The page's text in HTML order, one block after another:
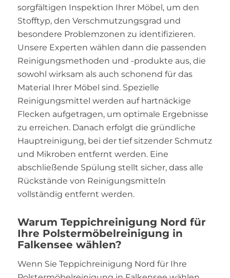
sorgfältigen Inspektion Ihrer Möbel, um den
Stofftyp, den Verschmutzungsgrad und
besondere Problemzonen zu identifizieren.
Unsere Experten wählen dann die passenden
Reinigungsmethoden und -produkte aus, die
sowohl wirksam als auch schonend für das
Material Ihrer Möbel sind. Spezielle
Reinigungsmittel werden auf hartnäckige
Flecken aufgetragen, um optimale Ergebnisse
zu erreichen. Danach erfolgt die gründliche
Hauptreinigung, bei der tief sitzender Schmutz
und Mikroben entfernt werden. Eine
abschließende Spülung stellt sicher, dass alle
Rückstände von Reinigungsmitteln
vollständig entfernt werden.
Warum Teppichreinigung Nord für
Ihre Polstermöbelreinigung in
Falkensee wählen?
Wenn Sie Teppichreinigung Nord für Ihre